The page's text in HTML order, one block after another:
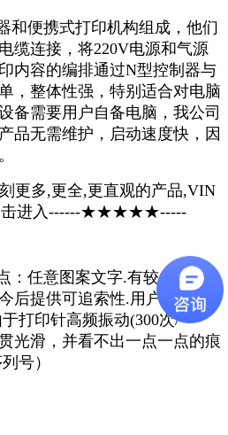
和便携式打印机构组成，他们
缆连接，将220V电源和气源
内容的编排通过N型控制器与
，整体性强，特别适合对电脑
备需要用户自备电脑，我公司
品无需维护，启动速度快，因
多,更全,更直观的产品,VIN
进入------★★★★★-----
：任意图案文字.有较大下凹
后提供可追索性.用户通过普
打印针高频振动(300次/
光滑，并看不出一点一点的痕
号）